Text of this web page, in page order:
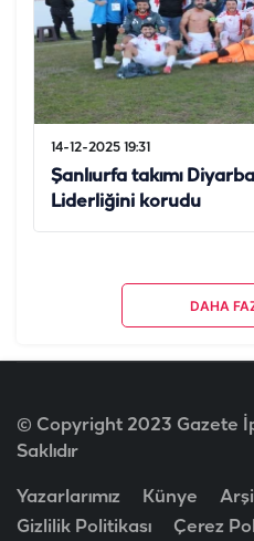
14-12-2025 19:31
Şanlıurfa takımı
Liderliğini korudu
DAHA
© Copyright 2023 Gazete
Saklıdır
Yazarlarımız Künye
Gizlilik Politikası
Çerez